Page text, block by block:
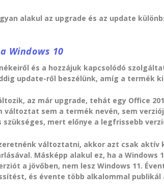
alakul az upgrade és az update
Windows 10
és a hozzájuk kapcsolódó
update-ről beszélünk, amíg a termék
az már upgrade, tehát egy Office
változtat sem a termék nevén, sem
mert előnye a legfrissebb
változtatni, akkor azt csak
Másképp alakul ez, ha a
a jövőben, nem lesz Windows 11.
és évente több alkalommal publikál